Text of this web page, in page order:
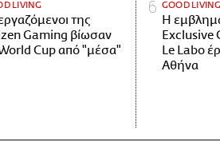
LIVING
της
Gaming βίωσαν
Cup από "μέσα"
GOOD LIVING
Η
Exclusive
Le Labo
Αθήνα